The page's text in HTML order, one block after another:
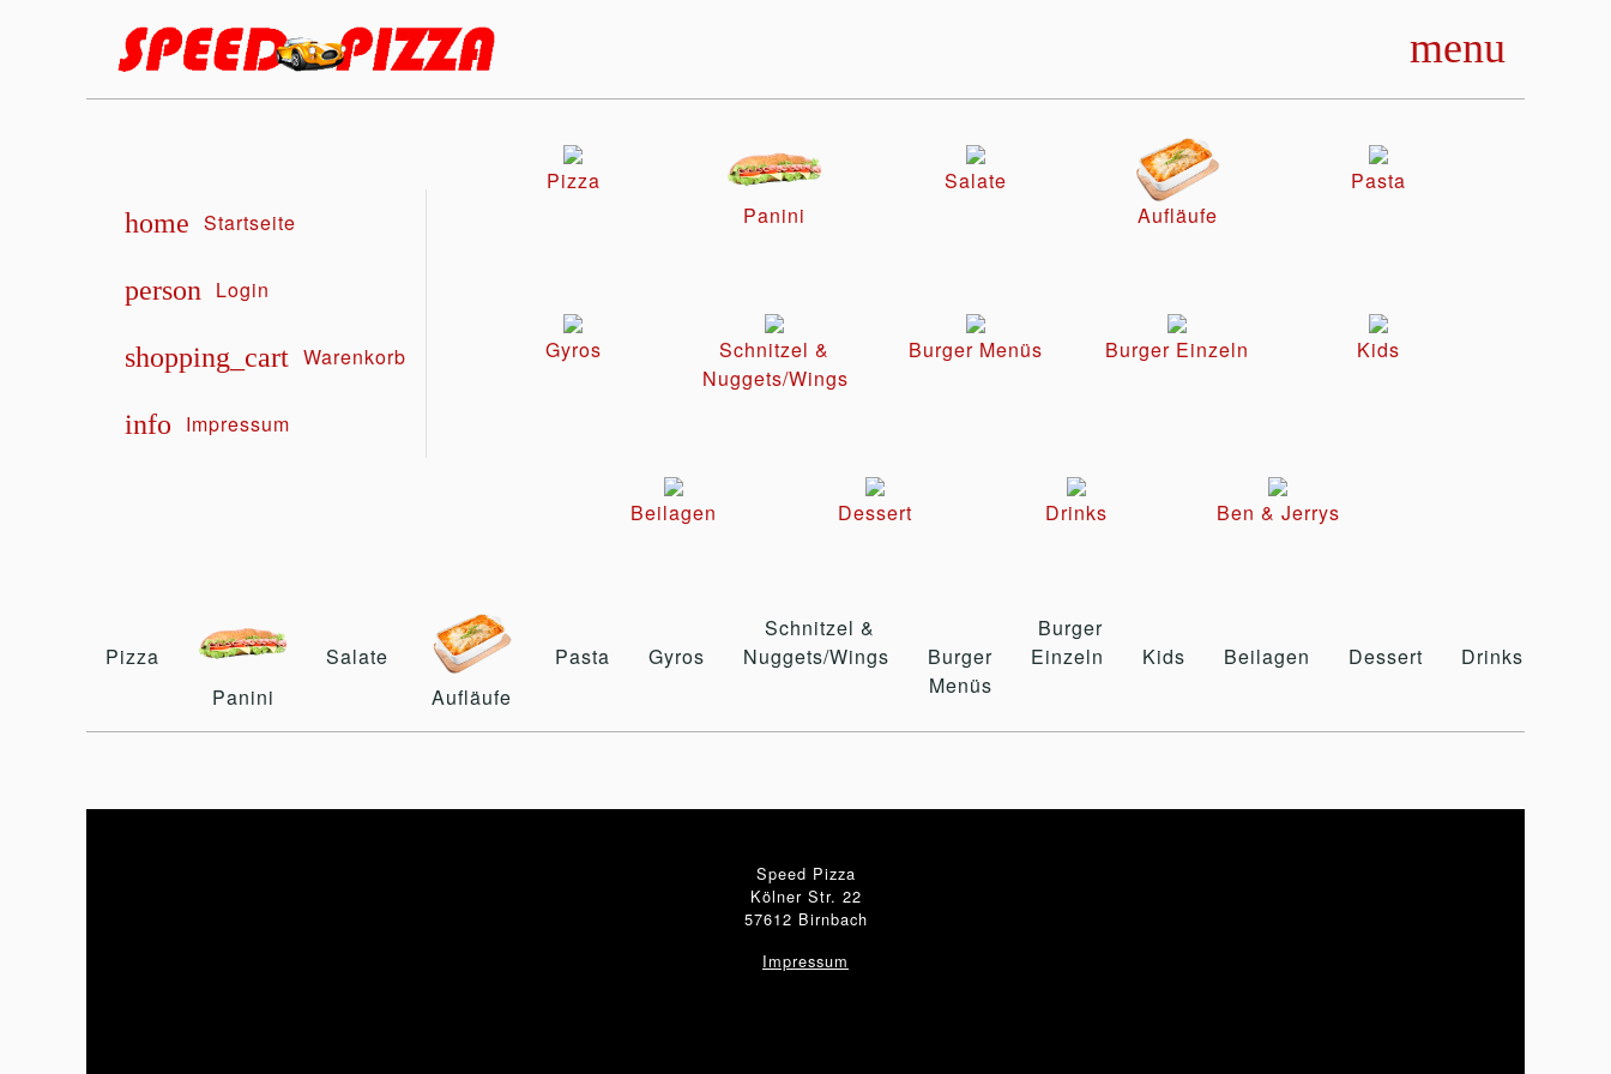
menu
home Startseite
person Login
shopping_cart Warenkorb
info Impressum
Pizza
Panini
Salate
Aufläufe
Pasta
Gyros
Schnitzel &
Nuggets/Wings
Burger Menüs Burger Einzeln Kids
Beilagen Dessert Drinks Ben & Jerrys
Pizza
Panini
Salate
Aufläufe
Pasta Gyros
Schnitzel &
Nuggets/Wings
Burger
Menüs
Burger
Einzeln
Kids Beilagen Dessert Drinks
Speed Pizza
Kölner Str. 22
57612 Birnbach
Impressum